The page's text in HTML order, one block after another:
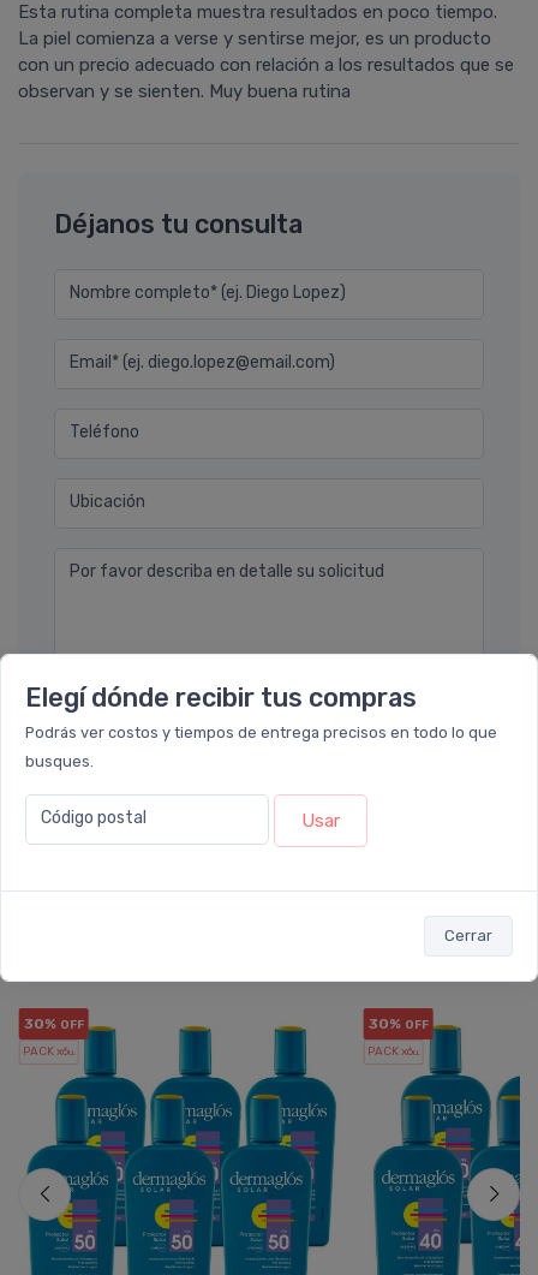
Elegí dónde recibir tus compras
Podrás ver costos y tiempos de entrega precisos en todo lo que
busques.
Código postal Usar
Cerrar
Esta rutina completa muestra resultados en poco tiempo.
La piel comienza a verse y sentirse mejor, es un producto
con un precio adecuado con relación a los resultados que se
observan y se sienten. Muy buena rutina
Déjanos tu consulta
Nombre completo* (ej. Diego Lopez)
Email* (ej. diego.lopez@email.com)
Teléfono
Ubicación
Por favor describa en detalle su solicitud
Enviar consulta
También te recomendamos...
30% OFF
PACK x6u.
30% OFF
PACK x6u.